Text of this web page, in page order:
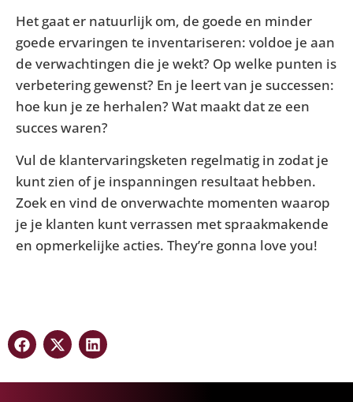
Het gaat er natuurlijk om, de goede en minder
goede ervaringen te inventariseren: voldoe je aan
de verwachtingen die je wekt? Op welke punten is
verbetering gewenst? En je leert van je successen:
hoe kun je ze herhalen? Wat maakt dat ze een
succes waren?
Vul de klantervaringsketen regelmatig in zodat je
kunt zien of je inspanningen resultaat hebben.
Zoek en vind de onverwachte momenten waarop
je je klanten kunt verrassen met spraakmakende
en opmerkelijke acties. They’re gonna love you!